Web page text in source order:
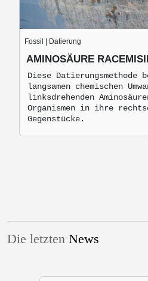
Fossil | Datierung
AMINOSÄURE
Diese Datierungsmethode
langsamen chemischen
linksdrehenden
Organismen in ihre
Gegenstücke.
Die letzten News